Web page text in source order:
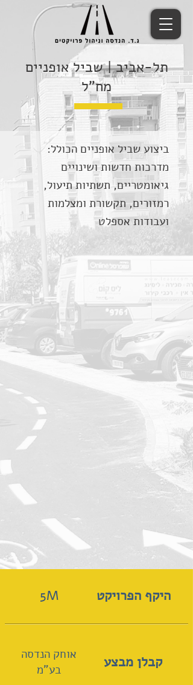
תל-אביב | שביל אופניים
מח"ל
ביצוע שביל אופניים הכולל:
מדרכות חדשות ושינויים
גיאומטריים, תשתיות תיעול,
רמזורים, תקשורת ומצלמות
ועבודות אספלט
5M היקף הפרויקט
אוחק הנדסה
בע"מ
קבלן מבצע